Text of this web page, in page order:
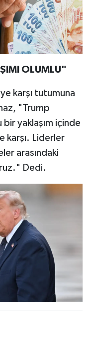
OLUMLU"
karşı tutumuna
"Trump
yaklaşım içinde
karşı. Liderler
arasındaki
Dedi.